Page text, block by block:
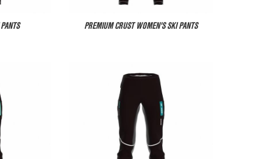
PREMIUM CRUST WOMEN'S SKI PANTS